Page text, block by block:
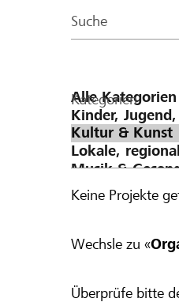
Suche
Kategorien
Keine Projekte
Wechsle zu «
Überprüfe bitte